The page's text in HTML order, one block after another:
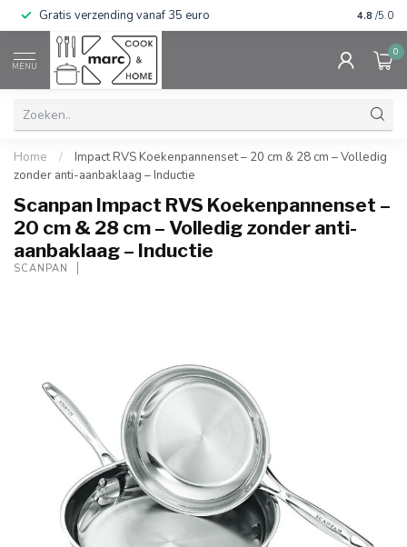
Gratis verzending vanaf 35 euro 4.8 /5.0
MENU
0
Home /
Impact RVS Koekenpannenset – 20 cm & 28 cm – Volledig
zonder anti-aanbaklaag – Inductie
Scanpan Impact RVS Koekenpannenset –
20 cm & 28 cm – Volledig zonder anti-
aanbaklaag – Inductie
SCANPAN